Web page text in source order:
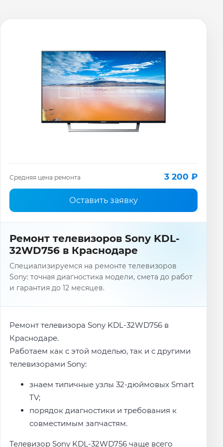
Средняя цена ремонта 3 200 ₽
Оставить заявку
Ремонт телевизоров Sony KDL-
32WD756 в Краснодаре
Специализируемся на ремонте телевизоров
Sony: точная диагностика модели, смета до работ
и гарантия до 12 месяцев.
Ремонт телевизора Sony KDL-32WD756 в
Краснодаре.
Работаем как с этой моделью, так и с другими
телевизорами Sony:
знаем типичные узлы 32-дюймовых Smart
TV;
порядок диагностики и требования к
совместимым запчастям.
Телевизор Sony KDL-32WD756 чаще всего